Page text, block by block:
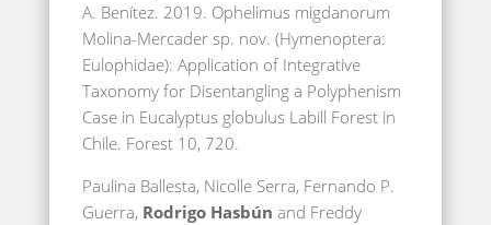
A. Benítez. 2019. Ophelimus migdanorum
Molina-Mercader sp. nov. (Hymenoptera:
Eulophidae): Application of Integrative
Taxonomy for Disentangling a Polyphenism
Case in Eucalyptus globulus Labill Forest in
Chile. Forest 10, 720.
Paulina Ballesta, Nicolle Serra, Fernando P.
Guerra, Rodrigo Hasbún and Freddy